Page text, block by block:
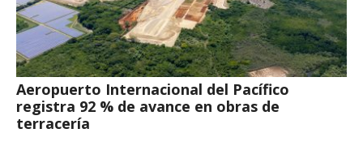
Aeropuerto Internacional del Pacífico
registra 92 % de avance en obras de
terracería